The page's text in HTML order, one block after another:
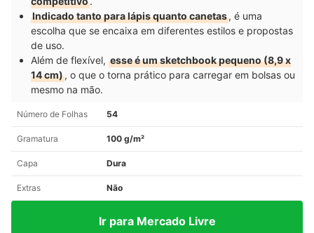
Indicado tanto para lápis quanto canetas, é uma
escolha que se encaixa em diferentes estilos e propostas
de uso.
Além de flexível, esse é um sketchbook pequeno (8,9 x
14 cm), o que o torna prático para carregar em bolsas ou
mesmo na mão.
Número de Folhas 54
Gramatura 100 g/m²
Capa Dura
Extras Não
Ir para Mercado Livre